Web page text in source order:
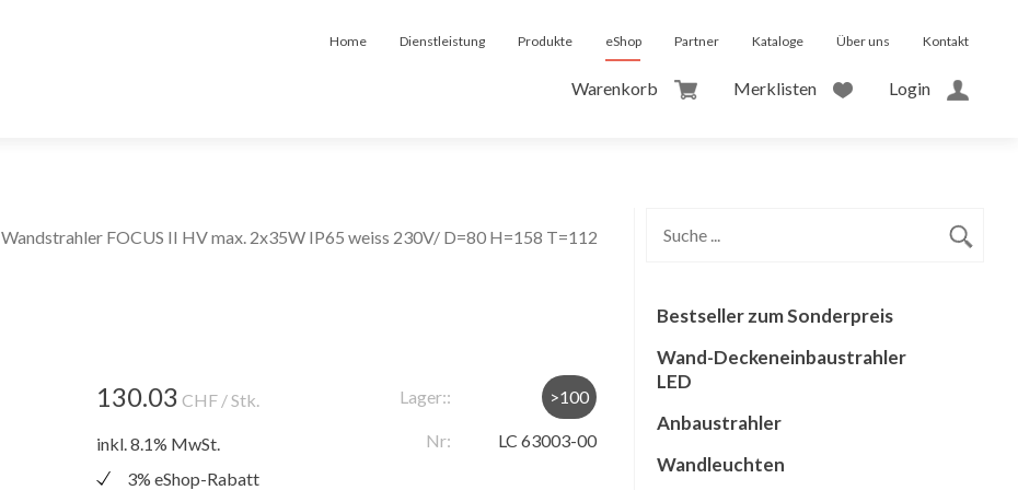
Home Dienstleistung Produkte eShop Partner Kataloge Über uns Kontakt
Warenkorb Merklisten Login
Wandstrahler FOCUS II HV max. 2x35W IP65 weiss 230V/ D=80 H=158 T=112
130.03 CHF / Stk.
inkl. 8.1% MwSt.
3% eShop-Rabatt
Lager:: >100
Nr: LC 63003-00
Bestseller zum Sonderpreis
Wand-Deckeneinbaustrahler
LED
Anbaustrahler
Wandleuchten